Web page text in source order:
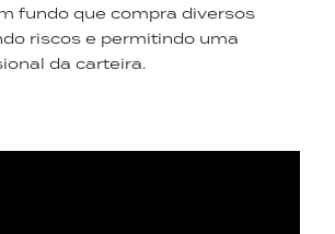
fundo que compra diversos
riscos e permitindo uma
da carteira.